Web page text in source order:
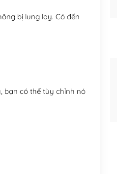
bị lung lay. Có đến
bạn có thể tùy chỉnh nó